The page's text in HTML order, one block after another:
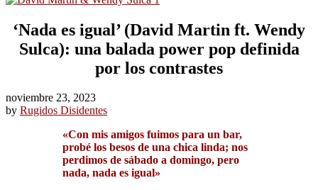
‘Nada es igual’ (David Martin ft. Wendy
Sulca): una balada power pop definida
por los contrastes
noviembre 23, 2023
by Rugidos Disidentes
«Con mis amigos fuimos para un bar,
probé los besos de una chica linda; nos
perdimos de sábado a domingo, pero
nada, nada es igual»